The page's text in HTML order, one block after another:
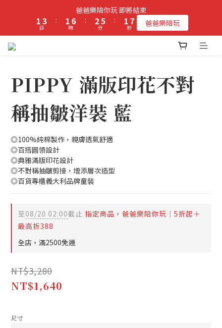
立即加入PIPPY會員即贈$100元購物金!
爸爸樂陪你玩 即將結束
1
0
3
2
日
:
1
0
6
5
1
時
:
3
2
1
6
5
4
0
分
:
2
1
0
7
6
5
1
0
秒 爸爸樂陪玩
PIPPY 滿版印花不對
稱抽皺洋裝 藍
◎100%純棉製作，親膚透氣舒適
◎百搭圓領設計
◎典雅滿版印花設計
◎不對稱抽皺剪接，增添層次造型
◎百貨專櫃義大利品牌童裝
至08/20 02:00截止 指定商品，爸爸樂陪你玩｜5折起＋
最高折388
全店，滿2500免運
NT$3,280
NT$1,640
尺寸